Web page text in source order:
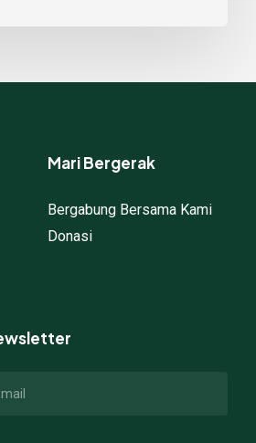
Mari Bergerak
Bergabung Bersama Kami
Donasi